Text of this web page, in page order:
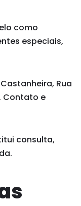
como
especiais,
Rua
Contato e
consulta,